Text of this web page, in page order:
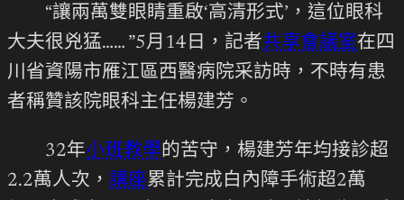
“讓兩萬雙眼睛重啟‘高清形式’，這位眼科
大夫很兇猛…… ”5月14日，記者共享會議室在四
川省資陽市雁江區西醫病院采訪時，不時有患
者稱贊該院眼科主任楊建芳。
32年小班教學的苦守，楊建芳年均接診超
2.2萬人次， 講座累計完成白內障手術超2萬